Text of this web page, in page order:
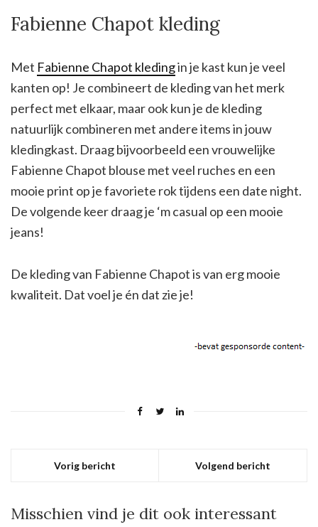
Fabienne Chapot kleding
Met Fabienne Chapot kledingin je kast kun je veel
kanten op! Je combineert de kleding van het merk
perfect met elkaar, maar ook kun je de kleding
natuurlijk combineren met andere items in jouw
kledingkast. Draag bijvoorbeeld een vrouwelijke
Fabienne Chapot blouse met veel ruches en een
mooie print op je favoriete rok tijdens een date night.
De volgende keer draag je ‘m casual op een mooie
jeans!
De kleding van Fabienne Chapot is van erg mooie
kwaliteit. Dat voel je én dat zie je!
Vorig bericht Volgend bericht
Misschien vind je dit ook interessant